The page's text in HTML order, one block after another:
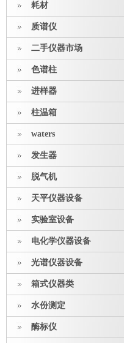
耗材
质谱仪
二手仪器市场
色谱柱
进样器
柱温箱
waters
发生器
脱气机
天平仪器设备
实验室设备
电化学仪器设备
光谱仪器设备
箱式仪器类
水份测定
酶标仪